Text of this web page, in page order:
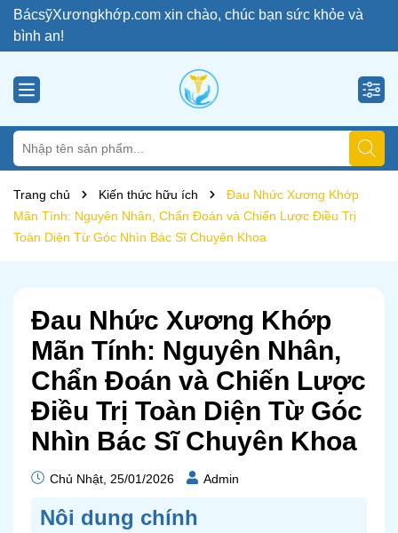
BácsỹXươngkhớp.com xin chào, chúc bạn sức khỏe và
bình an!
Trang chủ Kiến thức hữu ích
Đau Nhức Xương Khớp
Mãn Tính: Nguyên Nhân, Chẩn Đoán và Chiến Lược Điều Trị
Toàn Diện Từ Góc Nhìn Bác Sĩ Chuyên Khoa
Đau Nhức Xương Khớp
Mãn Tính: Nguyên Nhân,
Chẩn Đoán và Chiến Lược
Điều Trị Toàn Diện Từ Góc
Nhìn Bác Sĩ Chuyên Khoa
Chủ Nhật, 25/01/2026 Admin
Nôi dung chính